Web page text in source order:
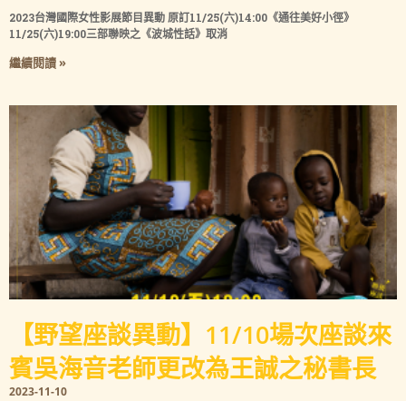
2023台灣國際女性影展節目異動 原訂11/25(六)14:00《通往美好小徑》
11/25(六)19:00三部聯映之《波城性話》取消
繼續閱讀 »
【野望座談異動】11/10場次座談來
賓吳海音老師更改為王誠之秘書長
2023-11-10